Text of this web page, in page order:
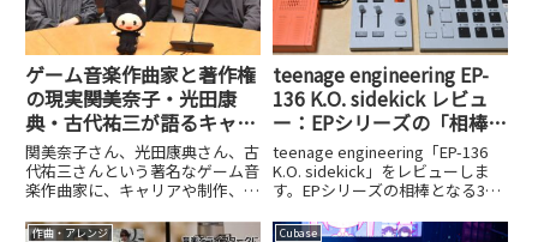
ゲーム音楽作曲家と著作権
の現実――関美奈子・光田康
典・古代祐三が語るキャリ
ア、制作、そして著作権管
理
関美奈子さん、光田康典さん、古
代祐三さんという著名なゲーム音
楽作曲家に、キャリアや制作、著
ューしました。
teenage engineering EP-
136 K.O. sidekick レビュ
ー：EPシリーズの「相棒」
は、3万円を切るデジタル
ミキサーの決定版だった
teenage engineering「EP-136
K.O. sidekick」をレビューしま
す。EPシリーズの相棒となる3万
の実力を検証しました。
作曲・アレンジ Cubase